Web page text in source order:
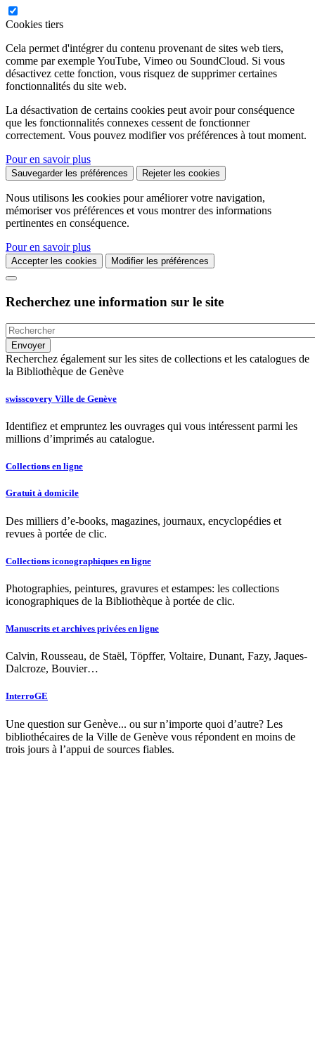
Cookies tiers
Cela permet d'intégrer du contenu provenant de sites web tiers,
comme par exemple YouTube, Vimeo ou SoundCloud. Si vous
désactivez cette fonction, vous risquez de supprimer certaines
fonctionnalités du site web.
La désactivation de certains cookies peut avoir pour conséquence
que les fonctionnalités connexes cessent de fonctionner
correctement. Vous pouvez modifier vos préférences à tout moment.
Pour en savoir plus
Sauvegarder les préférences Rejeter les cookies
Nous utilisons les cookies pour améliorer votre navigation,
mémoriser vos préférences et vous montrer des informations
pertinentes en conséquence.
Pour en savoir plus
Accepter les cookies Modifier les préférences
Recherchez une information sur le site
Recherchez également sur les sites de collections et les catalogues de
la Bibliothèque de Genève
swisscovery Ville de Genève
Identifiez et empruntez les ouvrages qui vous intéressent parmi les
millions d’imprimés au catalogue.
Collections en ligne
Gratuit à domicile
Des milliers d’e-books, magazines, journaux, encyclopédies et
revues à portée de clic.
Collections iconographiques en ligne
Photographies, peintures, gravures et estampes: les collections
iconographiques de la Bibliothèque à portée de clic.
Manuscrits et archives privées en ligne
Calvin, Rousseau, de Staël, Töpffer, Voltaire, Dunant, Fazy, Jaques-
Dalcroze, Bouvier…
InterroGE
Une question sur Genève... ou sur n’importe quoi d’autre? Les
bibliothécaires de la Ville de Genève vous répondent en moins de
trois jours à l’appui de sources fiables.